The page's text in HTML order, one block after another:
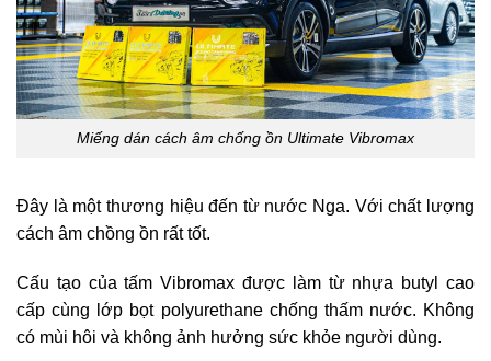
Miếng dán cách âm chống ồn Ultimate Vibromax
Đây là một thương hiệu đến từ nước Nga. Với chất lượng
cách âm chồng ồn rất tốt.
Cấu tạo của tấm Vibromax được làm từ nhựa butyl cao
cấp cùng lớp bọt polyurethane chống thấm nước. Không
có mùi hôi và không ảnh hưởng sức khỏe người dùng.